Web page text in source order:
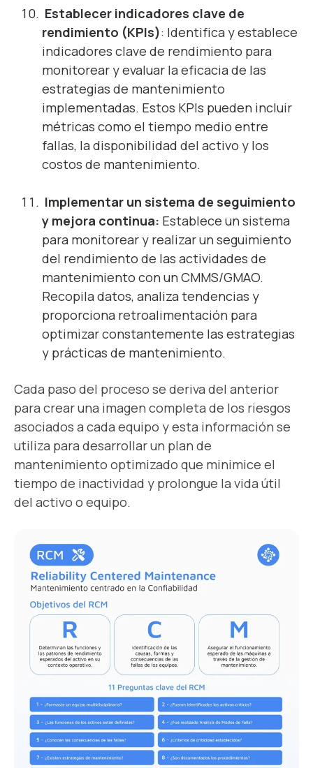
Establecer indicadores clave de
rendimiento (KPIs): Identifica y establece
indicadores clave de rendimiento para
monitorear y evaluar la eficacia de las
estrategias de mantenimiento
implementadas. Estos KPIs pueden incluir
métricas como el tiempo medio entre
fallas, la disponibilidad del activo y los
costos de mantenimiento.
Implementar un sistema de seguimiento
y mejora continua: Establece un sistema
para monitorear y realizar un seguimiento
del rendimiento de las actividades de
mantenimiento con un CMMS/GMAO.
Recopila datos, analiza tendencias y
proporciona retroalimentación para
optimizar constantemente las estrategias
y prácticas de mantenimiento.
Cada paso del proceso se deriva del anterior
para crear una imagen completa de los riesgos
asociados a cada equipo y esta información se
utiliza para desarrollar un plan de
mantenimiento optimizado que minimice el
tiempo de inactividad y prolongue la vida útil
del activo o equipo.